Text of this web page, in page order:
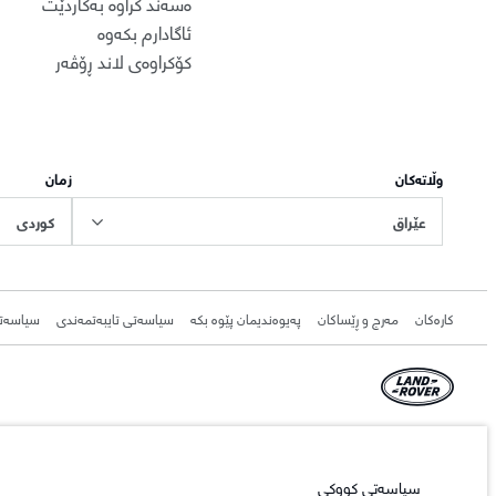
ئاگادارم بکەوە
کۆکراوەی لاند ڕۆڤەر
وڵاتەکان
عێراق
زمان
کوردی
کارەکان مەرج و ڕێساکان پەیوەندیمان پێوە بکە سیاسەتی تایبەتمەندی
سیاسەتی کووکی